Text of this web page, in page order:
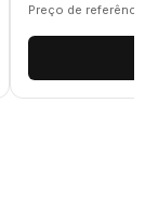
Preço de referência